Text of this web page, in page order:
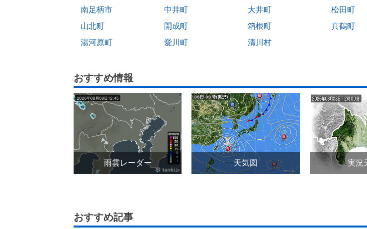
南足柄市
中井町 大井町
松田町
山北町
開成町 箱根町
真鶴町
湯河原町
愛川町 清川村
おすすめ情報
雨雲レーダー 天気図 実況
おすすめ記事